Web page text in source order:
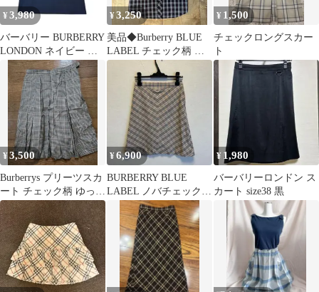
¥ 3,980
バーバリー BURBERRY
LONDON ネイビー ス
カート サイズ13 LL
¥3,250
美品◆Burberry BLUE
LABEL チェック柄 半
袖シャツ 38サイズ
¥ 1,500
チェックロングスカー
ト
¥3,500
Burberrys プリーツスカ
ート チェック柄 ゆった
りサイズ
¥6,900
BURBERRY BLUE
LABEL ノバチェック
ミニスカート 38
¥ 1,980
バーバリーロンドン ス
カート size38 黒